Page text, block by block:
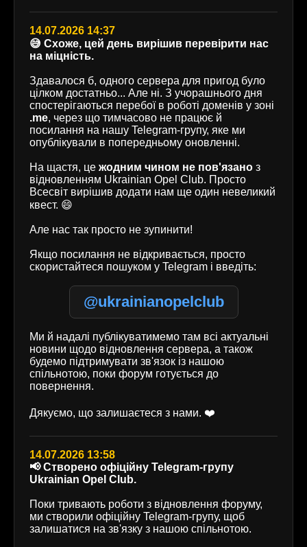
14.07.2026 14:37
😅 Схоже, цей день вирішив перевірити нас
на міцність.
Здавалося б, одного сервера для пригод було
цілком достатньо... Але ні. З учорашнього дня
спостерігаються перебої в роботі доменів у зоні
.me, через що тимчасово не працює й
посилання на нашу Telegram-групу, яке ми
опублікували в попередньому оновленні.
На щастя, це жодним чином не пов'язано з
відновленням Ukrainian Opel Club. Просто
Всесвіт вирішив додати нам ще один невеликий
квест. 😄
Але нас так просто не зупинити!
Якщо посилання не відкривається, просто
скористайтеся пошуком у Telegram і введіть:
@ukrainianopelclub
Ми й надалі публікуватимемо там всі актуальні
новини щодо відновлення сервера, а також
будемо підтримувати зв'язок із нашою
спільнотою, поки форум готується до
повернення.
Дякуємо, що залишаєтеся з нами. ❤️
14.07.2026 13:58
📢 Створено офіційну Telegram-групу
Ukrainian Opel Club.
Поки тривають роботи з відновлення форуму,
ми створили офіційну Telegram-групу, щоб
залишатися на зв'язку з нашою спільнотою.